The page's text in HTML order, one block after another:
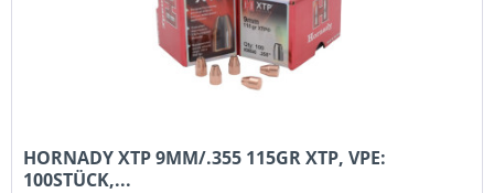
HORNADY XTP 9MM/.355 115GR XTP, VPE:
100STÜCK,...